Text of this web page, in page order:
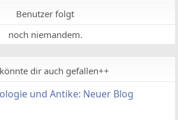
Benutzer folgt
noch niemandem.
dir auch gefallen++
und Antike: Neuer Blog